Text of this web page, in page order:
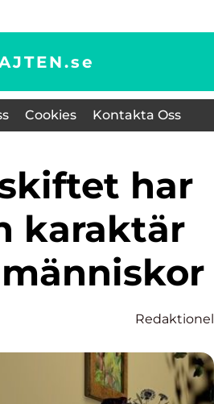
se
Cookies Kontakta Oss
karaktär
Redaktionel